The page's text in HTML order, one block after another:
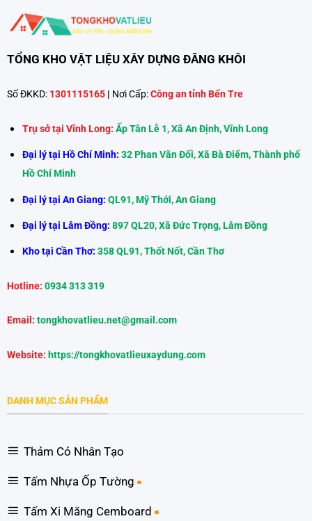
TỔNG KHO VẬT LIỆU XÂY DỰNG ĐĂNG KHÔI
Số ĐKKD: 1301115165 | Nơi Cấp: Công an tỉnh Bến Tre
Trụ sở tại Vĩnh Long: Ấp Tân Lễ 1, Xã An Định, Vĩnh Long
Đại lý tại Hồ Chí Minh: 32 Phan Văn Đối, Xã Bà Điểm, Thành phố
Hồ Chí Minh
Đại lý tại An Giang: QL91, Mỹ Thới, An Giang
Đại lý tại Lâm Đồng:897 QL20, Xã Đức Trọng, Lâm Đồng
Kho tại Cần Thơ: 358 QL91, Thốt Nốt, Cần Thơ
Hotline: 0934 313 319
Email: tongkhovatlieu.net@gmail.com
Website: https://tongkhovatlieuxaydung.com
DANH MỤC SẢN PHẨM
Thảm Cỏ Nhân Tạo
Tấm Nhựa Ốp Tường
Tấm Xi Măng Cemboard